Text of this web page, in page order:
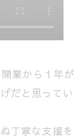
業から１年
だと思ってい
丁寧な支援